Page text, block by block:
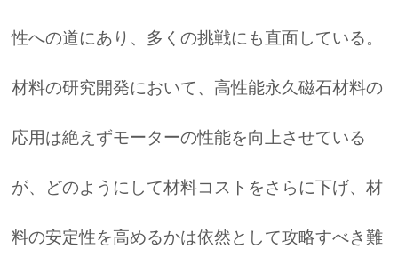
性への道にあり、多くの挑戦にも直面している。
材料の研究開発において、高性能永久磁石材料の
応用は絶えずモーターの性能を向上させている
が、どのようにして材料コストをさらに下げ、材
料の安定性を高めるかは依然として攻略すべき難